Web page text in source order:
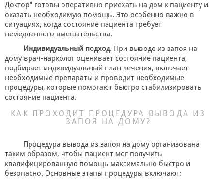
Доктор" готовы оперативно приехать на дом к пациенту и
оказать необходимую помощь. Это особенно важно в
ситуациях, когда состояние пациента требует
немедленного вмешательства.
Индивидуальный подход. При выводе из запоя на
дому врач-нарколог оценивает состояние пациента,
подбирает индивидуальный план лечения, включает
необходимые препараты и проводит необходимые
процедуры, которые помогают быстро стабилизировать
состояние пациента.
КАК ПРОХОДИТ ПРОЦЕДУРА ВЫВОДА ИЗ
ЗАПОЯ НА ДОМУ?
Процедура вывода из запоя на дому организована
таким образом, чтобы пациент мог получить
квалифицированную помощь максимально быстро и
безопасно. Основные этапы процедуры включают: